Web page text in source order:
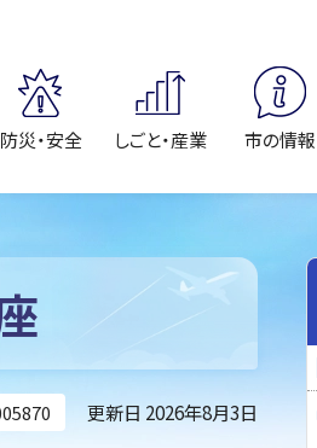
防災・安全 しごと・産業 市の情報
更新日 2026年8月3日